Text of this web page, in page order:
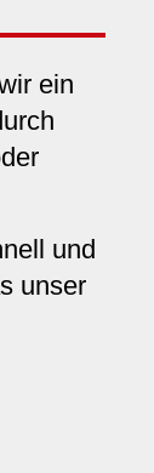
ein
und
unser